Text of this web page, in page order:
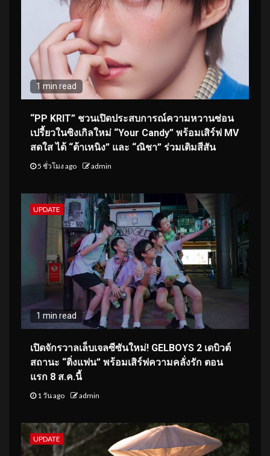
1 min read
“PP KRIT” ชวนเปิดประสบการณ์ความหวานซ่อน
เปรี้ยวในซิงเกิลใหม่ “Your Candy” พร้อมเสิร์ฟ MV
สดใส ได้ “ต้าเหนิง” และ “ณิชา” ร่วมเติมสีสัน
5 ชั่วโมง ago admin
UPDATE
1 min read
เปิดจักรวาลเล็บเจลซีซันใหม่! GELBOYS 2 เดบิวต์
สถานะ “ติ่งแฟน” พร้อมเสิร์ฟความคลั่งรัก ตอน
แรก 8 ส.ค.นี้
1 วัน ago admin
UPDATE